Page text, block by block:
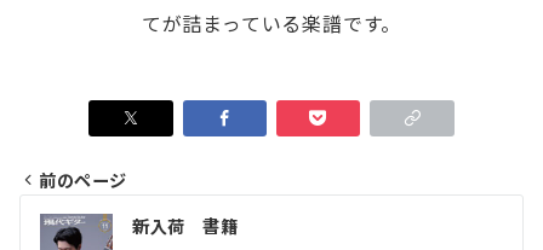
てが詰まっている楽譜です。
投
前のページ
新入荷 書籍